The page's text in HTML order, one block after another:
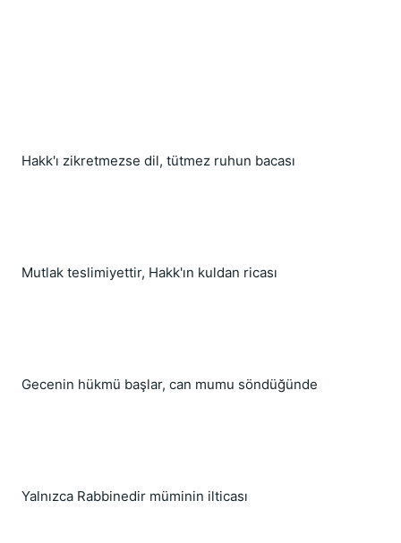
Hakk'ı zikretmezse dil, tütmez ruhun bacası
Mutlak teslimiyettir, Hakk'ın kuldan ricası
Gecenin hükmü başlar, can mumu söndüğünde
Yalnızca Rabbinedir müminin ilticası